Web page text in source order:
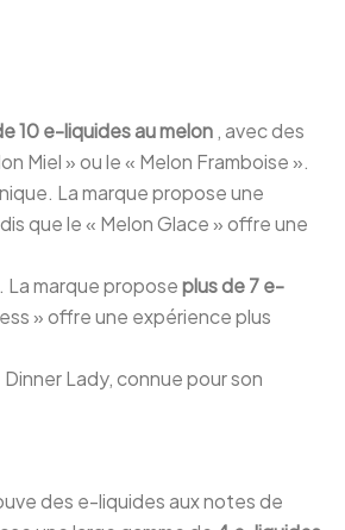
10 e-liquides au melon , avec des
Miel » ou le « Melon Framboise ».
La marque propose une
que le « Melon Glace » offre une
La marque proposeplus de 7 e-
» offre une expérience plus
Dinner Lady, connue pour son
des e-liquides aux notes de